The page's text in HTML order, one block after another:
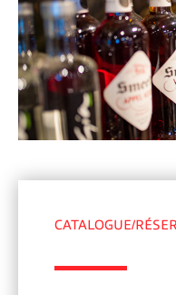
CATALOGUE/